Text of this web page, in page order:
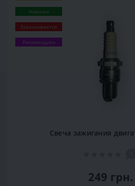
Новинка
Заканчивается
Рекомендуем
Свеча зажигания
249 грн.